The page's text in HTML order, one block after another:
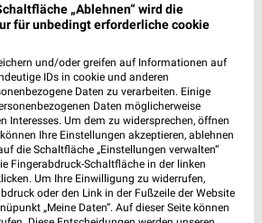
Torgau
1
• Angebote: 4 Prospekte
Scheibenholz Leipzig
2 A
„Ablehnen“ wird die
für unbedingt erforderliche cookie
und/oder greifen auf Informationen auf
IDs in cookie und anderen
Daten zu verarbeiten. Einige
Daten möglicherweise
Interesses. Um dem zu widersprechen, öffnen
Ihre Einstellungen akzeptieren, ablehnen
die Schaltfläche „Einstellungen verwalten“
Fingerabdruck-Schaltfläche in der linken
Um Ihre Einwilligung zu widerrufen,
oder den Link in der Fußzeile der Website
„Meine Daten“. Auf dieser Seite können